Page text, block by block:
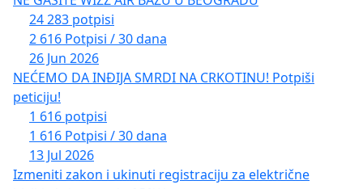
24 283 potpisi
2 616 Potpisi / 30 dana
26 Jun 2026
NEĆEMO DA INĐIJA SMRDI NA CRKOTINU! Potpiši
peticiju!
1 616 potpisi
1 616 Potpisi / 30 dana
13 Jul 2026
Izmeniti zakon i ukinuti registraciju za električne